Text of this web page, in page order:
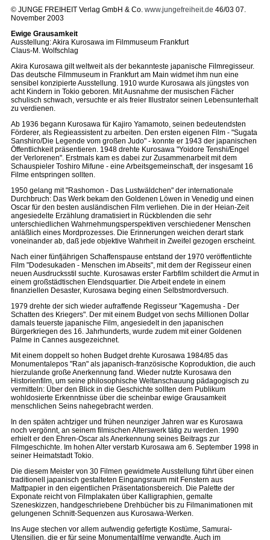
© JUNGE FREIHEIT Verlag GmbH & Co. www.jungefreiheit.de 46/03 07.
November 2003
Ewige Grausamkeit
Ausstellung: Akira Kurosawa im Filmmuseum Frankfurt
Claus-M. Wolfschlag
Akira Kurosawa gilt weltweit als der bekannteste japanische Filmregisseur.
Das deutsche Filmmuseum in Frankfurt am Main widmet ihm nun eine
sensibel konzipierte Ausstellung. 1910 wurde Kurosawa als jüngstes von
acht Kindern in Tokio geboren. Mit Ausnahme der musischen Fächer
schulisch schwach, versuchte er als freier Illustrator seinen Lebensunterhalt
zu verdienen.
Ab 1936 begann Kurosawa für Kajiro Yamamoto, seinen bedeutendsten
Förderer, als Regieassistent zu arbeiten. Den ersten eigenen Film - "Sugata
Sanshiro/Die Legende vom großen Judo" - konnte er 1943 der japanischen
Öffentlichkeit präsentieren. 1948 drehte Kurosawa "Yoidore Tenshi/Engel
der Verlorenen". Erstmals kam es dabei zur Zusammenarbeit mit dem
Schauspieler Toshiro Mifune - eine Arbeitsgemeinschaft, der insgesamt 16
Filme entspringen sollten.
1950 gelang mit "Rashomon - Das Lustwäldchen" der internationale
Durchbruch: Das Werk bekam den Goldenen Löwen in Venedig und einen
Oscar für den besten ausländischen Film verliehen. Die in der Heian-Zeit
angesiedelte Erzählung dramatisiert in Rückblenden die sehr
unterschiedlichen Wahrnehmungsperspektiven verschiedener Menschen
anläßlich eines Mordprozesses. Die Erinnerungen weichen derart stark
voneinander ab, daß jede objektive Wahrheit in Zweifel gezogen erscheint.
Nach einer fünfjährigen Schaffenspause entstand der 1970 veröffentlichte
Film "Dodesukaden - Menschen im Abseits", mit dem der Regisseur einen
neuen Ausdrucksstil suchte. Kurosawas erster Farbfilm schildert die Armut in
einem großstädtischen Elendsquartier. Die Arbeit endete in einem
finanziellen Desaster, Kurosawa beging einen Selbstmordversuch.
1979 drehte der sich wieder aufraffende Regisseur "Kagemusha - Der
Schatten des Kriegers". Der mit einem Budget von sechs Millionen Dollar
damals teuerste japanische Film, angesiedelt in den japanischen
Bürgerkriegen des 16. Jahrhunderts, wurde zudem mit einer Goldenen
Palme in Cannes ausgezeichnet.
Mit einem doppelt so hohen Budget drehte Kurosawa 1984/85 das
Monumentalepos "Ran" als japanisch-französische Koproduktion, die auch
hierzulande große Anerkennung fand. Wieder nutzte Kurosawa den
Historienfilm, um seine philosophische Weltanschauung pädagogisch zu
vermitteln: Über den Blick in die Geschichte sollten dem Publikum
wohldosierte Erkenntnisse über die scheinbar ewige Grausamkeit
menschlichen Seins nahegebracht werden.
In den späten achtziger und frühen neunziger Jahren war es Kurosawa
noch vergönnt, an seinem filmischen Alterswerk tätig zu werden. 1990
erhielt er den Ehren-Oscar als Anerkennung seines Beitrags zur
Filmgeschichte. Im hohen Alter verstarb Kurosawa am 6. September 1998 in
seiner Heimatstadt Tokio.
Die diesem Meister von 30 Filmen gewidmete Ausstellung führt über einen
traditionell japanisch gestalteten Eingangsraum mit Fenstern aus
Mattpapier in den eigentlichen Präsentationsbereich. Die Palette der
Exponate reicht von Filmplakaten über Kalligraphien, gemalte
Szeneskizzen, handgeschriebene Drehbücher bis zu Filmanimationen mit
gelungenen Schnitt-Sequenzen aus Kurosawa-Werken.
Ins Auge stechen vor allem aufwendig gefertigte Kostüme, Samurai-
Utensilien, die er für seine Monumentalfilme verwandte. Auch im